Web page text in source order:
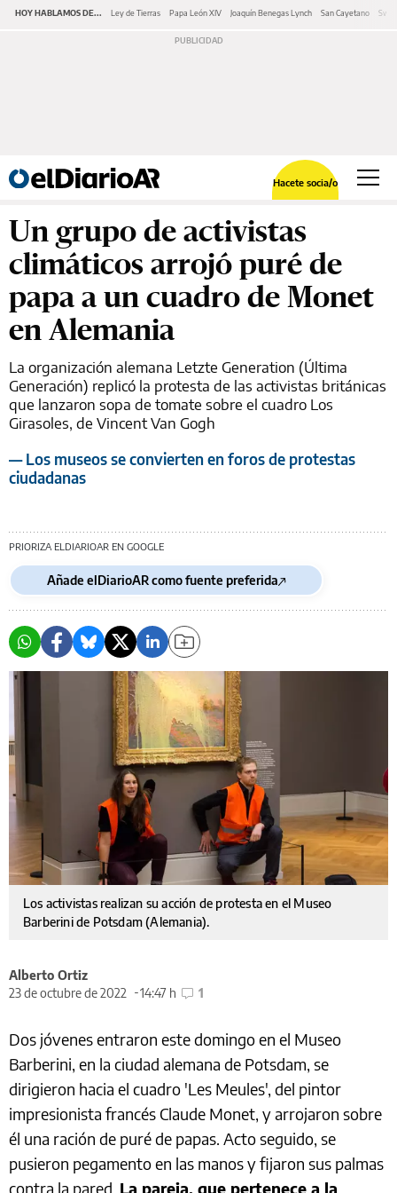
HOY HABLAMOS DE... Ley de Tierras Papa León XIV Joaquín Benegas Lynch San Cayetano
Hacete socia/o
Un grupo de activistas
climáticos arrojó puré de
papa a un cuadro de Monet
en Alemania
La organización alemana Letzte Generation (Última
Generación) replicó la protesta de las activistas británicas
que lanzaron sopa de tomate sobre el cuadro Los
Girasoles, de Vincent Van Gogh
— Los museos se convierten en foros de protestas
ciudadanas
PRIORIZA ELDIARIOAR EN GOOGLE
Añade elDiarioAR como fuente preferida
Los activistas realizan su acción de protesta en el Museo
Barberini de Potsdam (Alemania).
Alberto Ortiz
23 de octubre de 2022
14:47 h 1
Dos jóvenes entraron este domingo en el Museo
Barberini, en la ciudad alemana de Potsdam, se
dirigieron hacia el cuadro 'Les Meules', del pintor
impresionista francés Claude Monet, y arrojaron sobre
él una ración de puré de papas. Acto seguido, se
pusieron pegamento en las manos y fijaron sus palmas
contra la pared. La pareja, que pertenece a la